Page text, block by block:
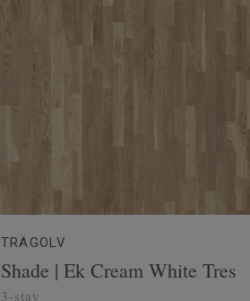
TRÄGOLV
Shade | Ek Cream White Tres
3-stav